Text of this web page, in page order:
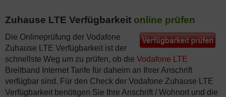
Zuhause LTE Verfügbarkeit online prüfen
Die Onlineprüfung der Vodafone
Zuhause LTE Verfügbarkeit ist der
schnellste Weg um zu prüfen, ob die Vodafone LTE
Breitband Internet Tarife für daheim an Ihrer Anschrift
verfügbar sind. Für den Check der Vodafone Zuhause LTE
Verfügbarkeit benötigen Sie Ihre Anschrift / Wohnort und die